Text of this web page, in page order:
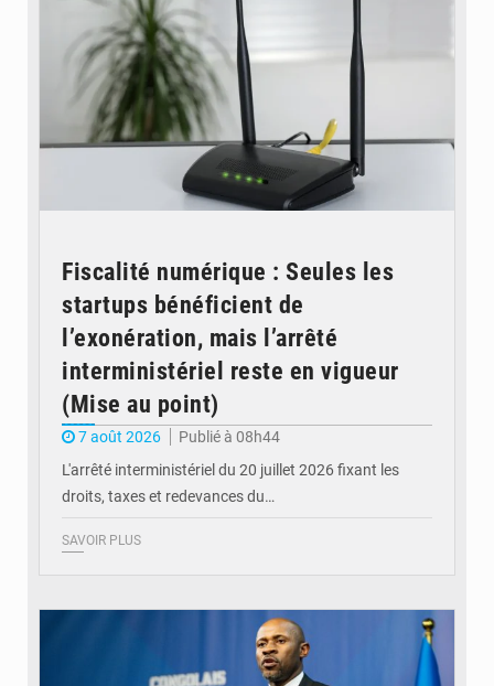
Fiscalité numérique : Seules les
startups bénéficient de
l’exonération, mais l’arrêté
interministériel reste en vigueur
(Mise au point)
7 août 2026
Publié à 08h44
L'arrêté interministériel du 20 juillet 2026 fixant les
droits, taxes et redevances du…
SAVOIR PLUS